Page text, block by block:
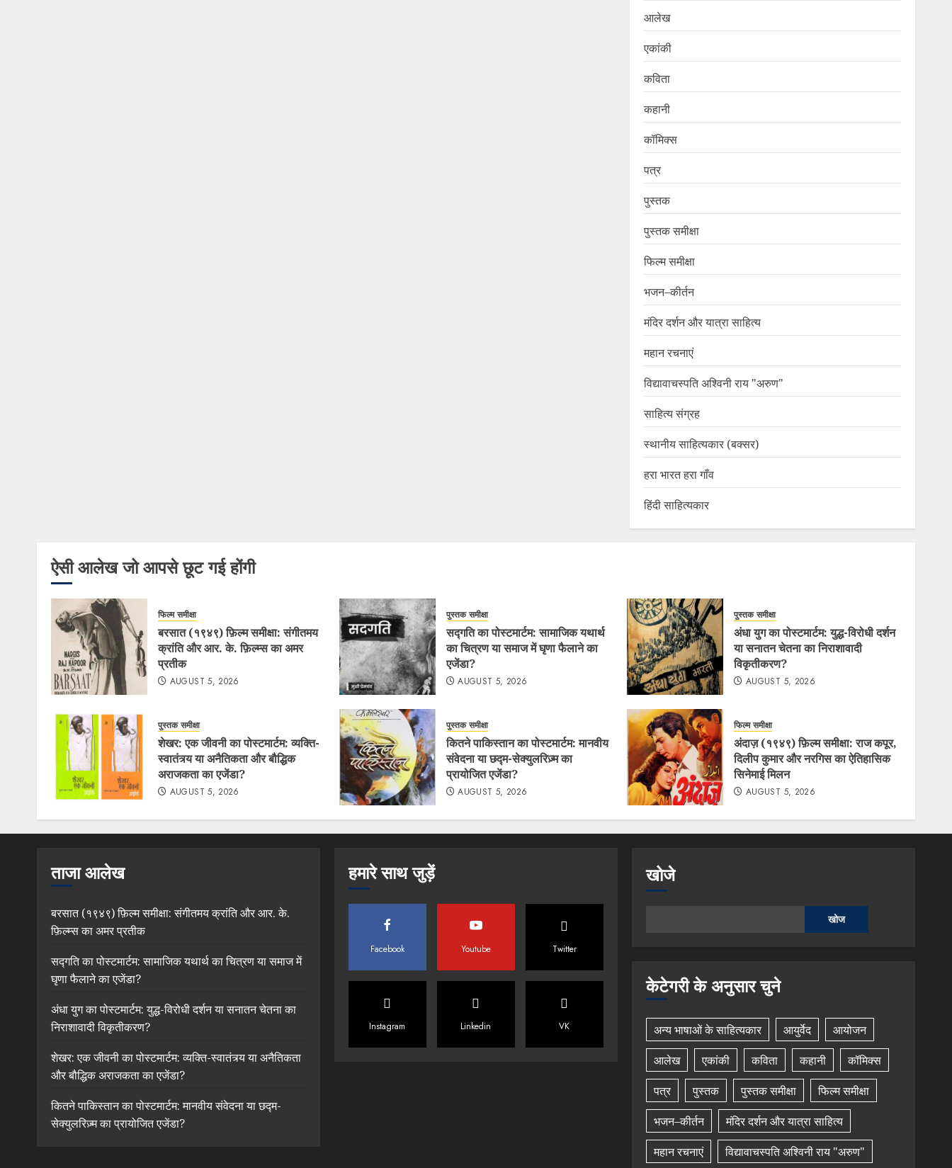
आलेख
एकांकी
कविता
कहानी
कॉमिक्स
पत्र
पुस्तक
पुस्तक समीक्षा
फिल्म समीक्षा
भजन–कीर्तन
मंदिर दर्शन और यात्रा साहित्य
महान रचनाएं
विद्यावाचस्पति अश्विनी राय "अरुण"
साहित्य संग्रह
स्थानीय साहित्यकार (बक्सर)
हरा भारत हरा गाँव
हिंदी साहित्यकार
ऐसी आलेख जो आपसे छूट गई होंगी
फिल्म समीक्षा
बरसात (१९४९) फ़िल्म समीक्षा: संगीतमय
क्रांति और आर. के. फ़िल्म्स का अमर
प्रतीक
AUGUST 5, 2026
पुस्तक समीक्षा
सद्गति का पोस्टमार्टम: सामाजिक यथार्थ
का चित्रण या समाज में घृणा फैलाने का
एजेंडा?
AUGUST 5, 2026
पुस्तक समीक्षा
अंधा युग का पोस्टमार्टम: युद्ध-विरोधी दर्शन
या सनातन चेतना का निराशावादी
विकृतीकरण?
AUGUST 5, 2026
पुस्तक समीक्षा
शेखर: एक जीवनी का पोस्टमार्टम: व्यक्ति-
स्वातंत्र्य या अनैतिकता और बौद्धिक
अराजकता का एजेंडा?
AUGUST 5, 2026
पुस्तक समीक्षा
कितने पाकिस्तान का पोस्टमार्टम: मानवीय
संवेदना या छद्म-सेक्युलरिज़्म का
प्रायोजित एजेंडा?
AUGUST 5, 2026
फिल्म समीक्षा
अंदाज़ (१९४९) फ़िल्म समीक्षा: राज कपूर,
दिलीप कुमार और नरगिस का ऐतिहासिक
सिनेमाई मिलन
AUGUST 5, 2026
ताजा आलेख
बरसात (१९४९) फ़िल्म समीक्षा: संगीतमय क्रांति और आर. के.
फ़िल्म्स का अमर प्रतीक
सद्गति का पोस्टमार्टम: सामाजिक यथार्थ का चित्रण या समाज में
घृणा फैलाने का एजेंडा?
अंधा युग का पोस्टमार्टम: युद्ध-विरोधी दर्शन या सनातन चेतना का
निराशावादी विकृतीकरण?
शेखर: एक जीवनी का पोस्टमार्टम: व्यक्ति-स्वातंत्र्य या अनैतिकता
और बौद्धिक अराजकता का एजेंडा?
कितने पाकिस्तान का पोस्टमार्टम: मानवीय संवेदना या छद्म-
सेक्युलरिज़्म का प्रायोजित एजेंडा?
हमारे साथ जुड़ें
Facebook Youtube Twitter
Instagram Linkedin VK
खोजे
खोज
केटेगरी के अनुसार चुने
अन्य भाषाओं के साहित्यकार आयुर्वेद
आयोजन
आलेख
एकांकी कविता कहानी
कॉमिक्स
पत्र
पुस्तक पुस्तक समीक्षा
फिल्म समीक्षा
भजन–कीर्तन
मंदिर दर्शन और यात्रा साहित्य
महान रचनाएं
विद्यावाचस्पति अश्विनी राय "अरुण"